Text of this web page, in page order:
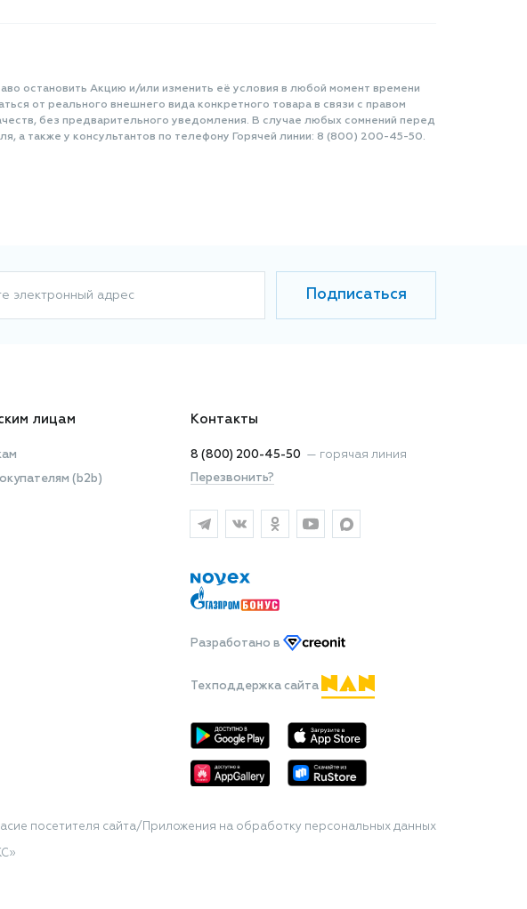
остановить Акцию и/или изменить её условия в любой момент времени
от реального внешнего вида конкретного товара в связи с правом
без предварительного уведомления. В случае любых сомнений перед
а также у консультантов по телефону Горячей линии: 8 (800) 200-45-50.
электронный адрес Подписаться
лицам
(b2b)
Контакты
8 (800) 200-45-50 — горячая линия
Перезвонить?
Разработано в
Техподдержка сайта
посетителя сайта/Приложения на обработку персональных данных